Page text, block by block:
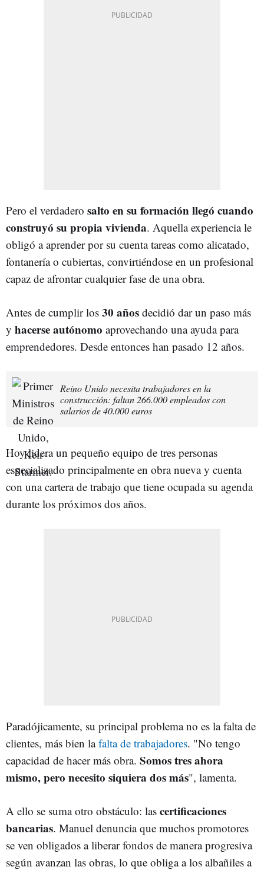
Pero el verdadero salto en su formación llegó cuando
construyó su propia vivienda. Aquella experiencia le
obligó a aprender por su cuenta tareas como alicatado,
fontanería o cubiertas, convirtiéndose en un profesional
capaz de afrontar cualquier fase de una obra.
Antes de cumplir los 30 años decidió dar un paso más
y hacerse autónomo aprovechando una ayuda para
emprendedores. Desde entonces han pasado 12 años.
Reino Unido necesita trabajadores en la
construcción: faltan 266.000 empleados con
salarios de 40.000 euros
Hoy lidera un pequeño equipo de tres personas
especializado principalmente en obra nueva y cuenta
con una cartera de trabajo que tiene ocupada su agenda
durante los próximos dos años.
Paradójicamente, su principal problema no es la falta de
clientes, más bien lafalta de trabajadores. "No tengo
capacidad de hacer más obra. Somos tres ahora
mismo, pero necesito siquiera dos más", lamenta.
A ello se suma otro obstáculo: las certificaciones
bancarias. Manuel denuncia que muchos promotores
se ven obligados a liberar fondos de manera progresiva
según avanzan las obras, lo que obliga a los albañiles a